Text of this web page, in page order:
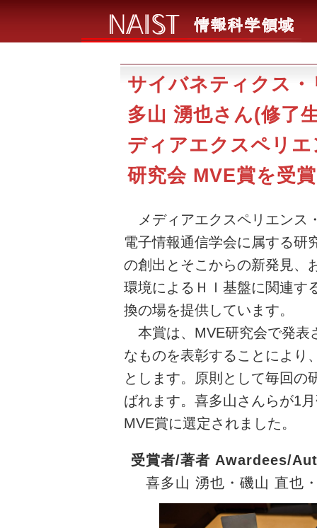
サイバネティクス
多山 湧也さん(修了
ディアエクスペリ
研究会 MVE賞を受
メディアエクスペリエンス
電子情報通信学会に属する研
の創出とそこからの新発見、
環境によるＨＩ基盤に関連す
換の場を提供しています。
本賞は、MVE研究会で発表
なものを表彰することにより
とします。原則として毎回の
ばれます。喜多山さんらが1
MVE賞に選定されました。
受賞者/著者 Awardees/
喜多山 湧也・磯山 直也